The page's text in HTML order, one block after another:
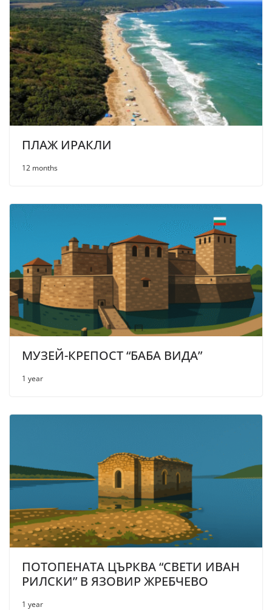
ПЛАЖ ИРАКЛИ
12 months
МУЗЕЙ-КРЕПОСТ “БАБА ВИДА”
1 year
ПОТОПЕНАТА ЦЪРКВА “СВЕТИ ИВАН
РИЛСКИ” В ЯЗОВИР ЖРЕБЧЕВО
1 year